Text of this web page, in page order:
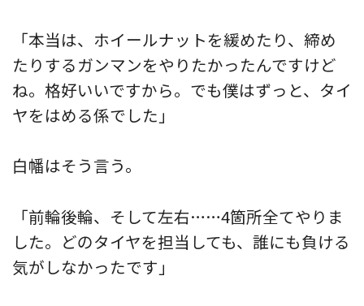
「本当は、ホイールナットを緩めたり、締め
たりするガンマンをやりたかったんですけど
ね。格好いいですから。でも僕はずっと、タイ
ヤをはめる係でした」
白幡はそう言う。
「前輪後輪、そして左右……4箇所全てやりま
した。どのタイヤを担当しても、誰にも負ける
気がしなかったです」